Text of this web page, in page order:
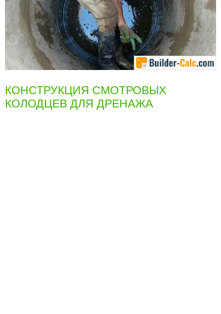
КОНСТРУКЦИЯ СМОТРОВЫХ
КОЛОДЦЕВ ДЛЯ ДРЕНАЖА